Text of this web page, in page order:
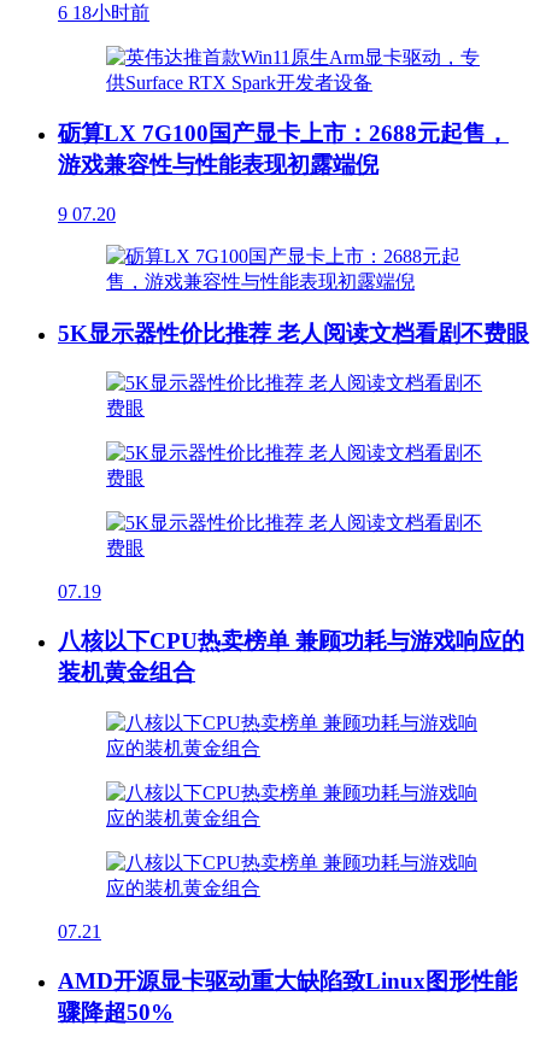
6 18小时前
砺算LX 7G100国产显卡上市：2688元起售，
游戏兼容性与性能表现初露端倪
9 07.20
5K显示器性价比推荐 老人阅读文档看剧不费眼
07.19
八核以下CPU热卖榜单 兼顾功耗与游戏响应的
装机黄金组合
07.21
AMD开源显卡驱动重大缺陷致Linux图形性能
骤降超50%